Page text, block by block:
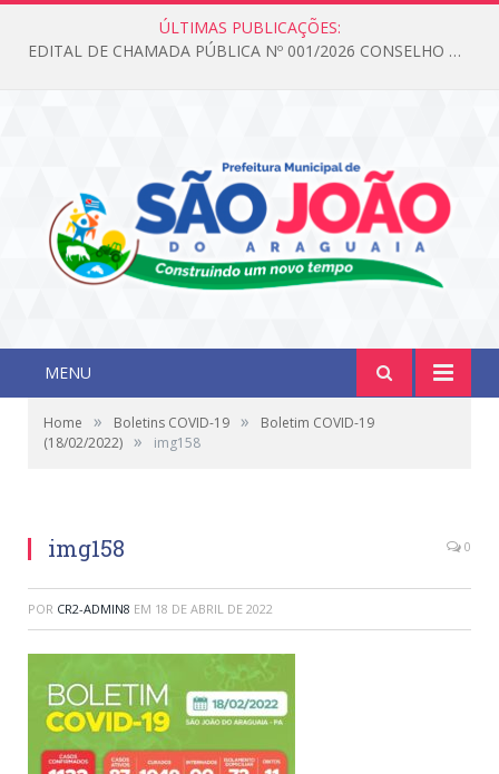
ÚLTIMAS PUBLICAÇÕES:
EDITAL DE CHAMADA PÚBLICA Nº 001/2026 CONSELHO DOS DIREITOS DA CRIANÇA E DO ADOLESCENTE
MENU
Home » Boletins COVID-19 »
Boletim COVID-19
(18/02/2022) » img158
img158 0
POR CR2-ADMIN8 EM 18 DE ABRIL DE 2022